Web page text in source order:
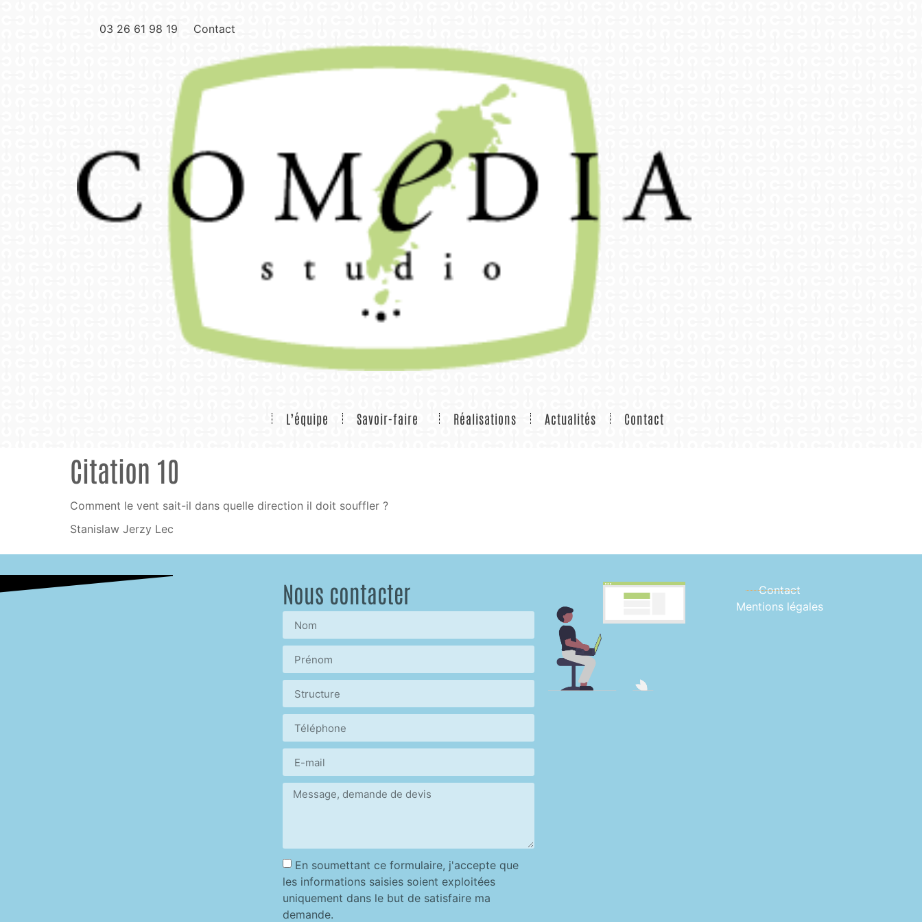
03 26 61 98 19 Contact
L’équipe Savoir-faire Réalisations Actualités Contact
Citation 10
Comment le vent sait-il dans quelle direction il doit souffler ?
Stanislaw Jerzy Lec
Nous contacter
En soumettant ce formulaire, j'accepte que
les informations saisies soient exploitées
uniquement dans le but de satisfaire ma
demande.
Contact
Mentions légales